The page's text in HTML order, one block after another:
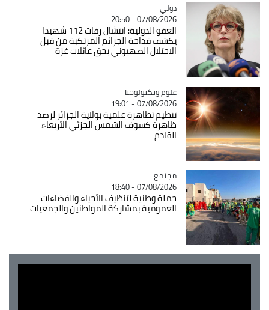
Catégorie
دولي
07/08/2026 - 20:50
العفو الدولية: انتشال رفات 112 شهيدا
يكشف فداحة الجرائم المرتكبة من قبل
الاحتلال الصهيوني بحق عائلات غزة
Catégorie
علوم وتكنولوجيا
07/08/2026 - 19:01
تنظيم تظاهرة علمية بولاية الجزائر لرصد
ظاهرة كسوف الشمس الجزئي الأربعاء
القادم
Catégorie
مجتمع
07/08/2026 - 18:40
حملة وطنية لتنظيف الأحياء والفضاءات
العمومية بمشاركة المواطنين والجمعيات